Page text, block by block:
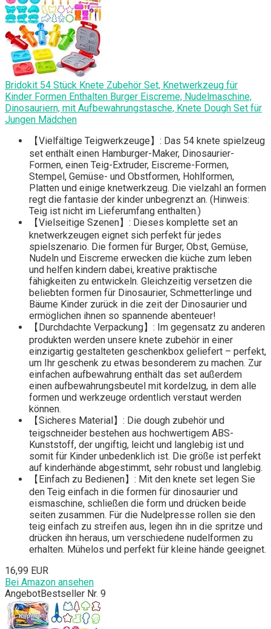
Bridokit 54 Stück Knete Zubehör Set, Knetwerkzeug für
Kinder Formen Enthalten Burger Eiscreme, Nudelmaschine,
Dinosauriern, mit Aufbewahrungstasche, Knete Dough Set für
Jungen Mädchen
【Vielfältige Teigwerkzeuge】: Das 54 knete spielzeug
set enthält einen Hamburger-Maker, Dinosaurier-
Formen, einen Teig-Extruder, Eiscreme-Formen,
Stempel, Gemüse- und Obstformen, Hohlformen,
Platten und einige knetwerkzeug. Die vielzahl an formen
regt die fantasie der kinder unbegrenzt an. (Hinweis:
Teig ist nicht im Lieferumfang enthalten.)
【Vielseitige Szenen】: Dieses komplette set an
knetwerkzeugen eignet sich perfekt für jedes
spielszenario. Die formen für Burger, Obst, Gemüse,
Nudeln und Eiscreme erwecken die küche zum leben
und helfen kindern dabei, kreative praktische
fähigkeiten zu entwickeln. Gleichzeitig versetzen die
beliebten formen für Dinosaurier, Schmetterlinge und
Bäume Kinder zurück in die zeit der Dinosaurier und
ermöglichen ihnen so spannende abenteuer!
【Durchdachte Verpackung】: Im gegensatz zu anderen
produkten werden unsere knete zubehör in einer
einzigartig gestalteten geschenkbox geliefert – perfekt,
um Ihr geschenk zu etwas besonderem zu machen. Zur
einfachen aufbewahrung enthält das set außerdem
einen aufbewahrungsbeutel mit kordelzug, in dem alle
formen und werkzeuge ordentlich verstaut werden
können.
【Sicheres Material】: Die dough zubehör und
teigschneider bestehen aus hochwertigem ABS-
Kunststoff, der ungiftig, leicht und langlebig ist und
somit für Kinder unbedenklich ist. Die größe ist perfekt
auf kinderhände abgestimmt, sehr robust und langlebig.
【Einfach zu Bedienen】: Mit den knete set legen Sie
den Teig einfach in die formen für dinosaurier und
eismaschine, schließen die form und drücken beide
seiten zusammen. Für die Nudelpresse rollen sie den
teig einfach zu streifen aus, legen ihn in die spritze und
drücken ihn heraus, um verschiedene nudelformen zu
erhalten. Mühelos und perfekt für kleine hände geeignet.
16,99 EUR
Bei Amazon ansehen
AngebotBestseller Nr. 9